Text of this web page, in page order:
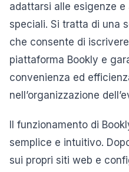
adattarsi alle esigenze
speciali. Si tratta di una
che consente di
piattaforma Bookly e
convenienza ed
nell’organizzazione
Il funzionamento di
semplice e intuitivo.
sui propri siti web e